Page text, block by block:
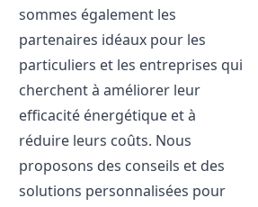
sommes également les
partenaires idéaux pour les
particuliers et les entreprises qui
cherchent à améliorer leur
efficacité énergétique et à
réduire leurs coûts. Nous
proposons des conseils et des
solutions personnalisées pour